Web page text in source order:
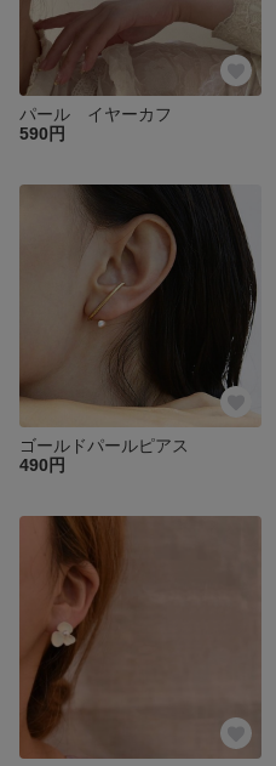
パール イヤーカフ
590円
ゴールドパールピアス
490円